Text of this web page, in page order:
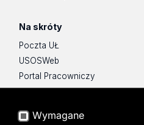
Na skróty
Poczta UŁ
USOSWeb
Portal Pracowniczy
Baza Aktów Własnych
Moodle
Wymagane